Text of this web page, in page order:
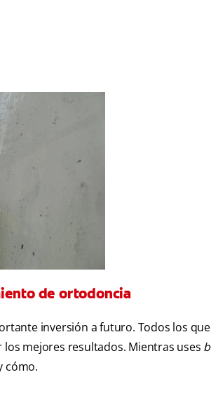
de ortodoncia
inversión a futuro. Todos los
mejores resultados. Mientras uses
cómo.